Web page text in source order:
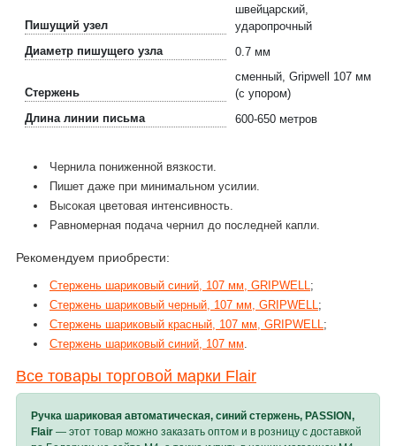
Пишущий узел
швейцарский,
ударопрочный
Диаметр пишущего узла
0.7 мм
Стержень
сменный, Gripwell 107 мм
(с упором)
Длина линии письма
600-650 метров
Чернила пониженной вязкости.
Пишет даже при минимальном усилии.
Высокая цветовая интенсивность.
Равномерная подача чернил до последней капли.
Рекомендуем приобрести:
Стержень шариковый синий, 107 мм, GRIPWELL;
Стержень шариковый черный, 107 мм, GRIPWELL;
Стержень шариковый красный, 107 мм, GRIPWELL;
Стержень шариковый синий, 107 мм.
Все товары торговой марки Flair
Ручка шариковая автоматическая, синий стержень, PASSION,
Flair — этот товар можно заказать оптом и в розницу с доставкой